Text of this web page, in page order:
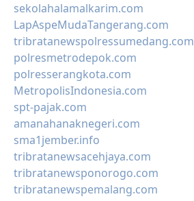
sekolahalamalkarim.com
LapAspeMudaTangerang.com
tribratanewspolressumedang.com
polresmetrodepok.com
polresserangkota.com
MetropolisIndonesia.com
spt-pajak.com
amanahanaknegeri.com
sma1jember.info
tribratanewsacehjaya.com
tribratanewsponorogo.com
tribratanewspemalang.com